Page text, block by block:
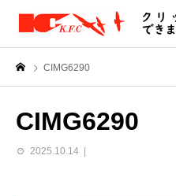
CIMG6290
CIMG6290
2025.10.14